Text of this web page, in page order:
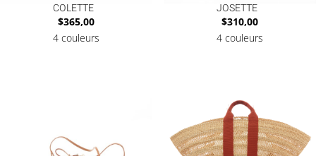
COLETTE
$365,00
4 couleurs
JOSETTE
$310,00
4 couleurs